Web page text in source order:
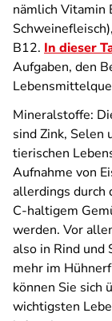
nämlich Vitamin
B12. In dieser
Aufgaben, den
Mineralstoffe:
sind Zink, Selen
tierischen
Aufnahme von
allerdings durch
C-haltigem
werden. Vor
also in Rind und
mehr im
können Sie sich
wichtigsten